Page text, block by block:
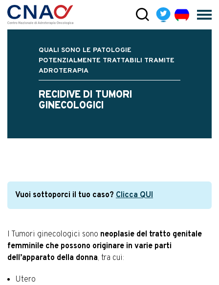
QUALI SONO LE PATOLOGIE
POTENZIALMENTE TRATTABILI TRAMITE
ADROTERAPIA
RECIDIVE DI TUMORI
GINECOLOGICI
Vuoi sottoporci il tuo caso? Clicca QUI
I Tumori ginecologici sono neoplasie del tratto genitale
femminile che possono originare in varie parti
dell’apparato della donna, tra cui:
Utero